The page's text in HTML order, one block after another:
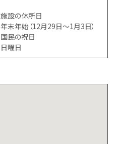
施設の休所日
年末年始（12月29日～1月3日）
国民の祝日
日曜日